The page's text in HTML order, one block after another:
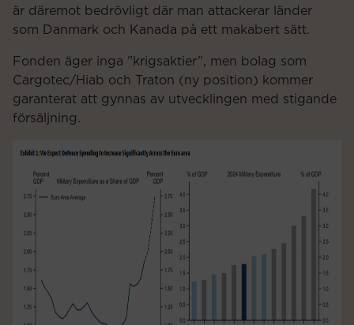
är däremot bedrövligt där man attackerar länder
som Danmark och Kanada på ett makabert sätt.
Fonden äger inga ”krigsaktier”, men bolag som
Cargotec/Hiab och Traton (ny position) kommer
garanterat att gynnas av utvecklingen med stigande
försäljning.